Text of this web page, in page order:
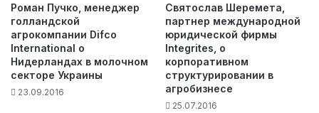
Роман Пучко, менеджер
голландской
агрокомпании Difco
International о
Нидерландах в молочном
секторе Украины
23.09.2016
Святослав Шеремета,
партнер международной
юридической фирмы
Integrites, о
корпоративном
структурировании в
агробизнесе
25.07.2016